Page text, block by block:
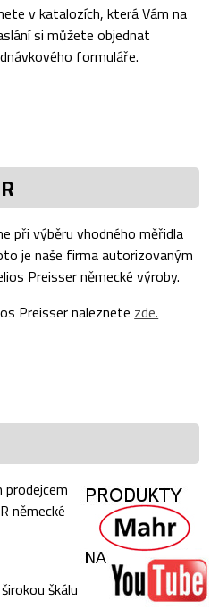
v katalozích, která Vám na
si můžete objednat
formuláře.
při výběru vhodného měřidla
je naše firma autorizovaným
Preisser německé výroby.
Preisser naleznete zde.
německé
škálu